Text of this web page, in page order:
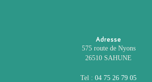
Adresse
575 route de Nyons
26510 SAHUNE
Tel : 04 75 26 79 05